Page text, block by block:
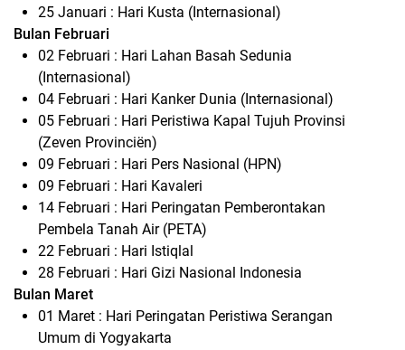
25 Januari : Hari Kusta (Internasional)
Bulan Februari
02 Februari : Hari Lahan Basah Sedunia
(Internasional)
04 Februari : Hari Kanker Dunia (Internasional)
05 Februari : Hari Peristiwa Kapal Tujuh Provinsi
(Zeven Provinciën)
09 Februari : Hari Pers Nasional (HPN)
09 Februari : Hari Kavaleri
14 Februari : Hari Peringatan Pemberontakan
Pembela Tanah Air (PETA)
22 Februari : Hari Istiqlal
28 Februari : Hari Gizi Nasional Indonesia
Bulan Maret
01 Maret : Hari Peringatan Peristiwa Serangan
Umum di Yogyakarta